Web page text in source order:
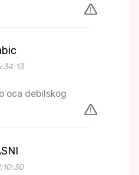
oca debilskog